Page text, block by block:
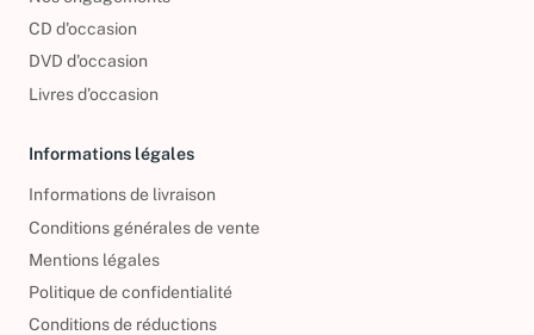
CD d'occasion
DVD d'occasion
Livres d’occasion
Informations légales
Informations de livraison
Conditions générales de vente
Mentions légales
Politique de confidentialité
Conditions de réductions